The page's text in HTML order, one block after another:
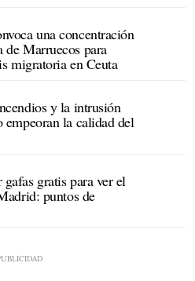
una concentración
de Marruecos para
migratoria en Ceuta
y la intrusión
empeoran la calidad del
gratis para ver el
puntos de